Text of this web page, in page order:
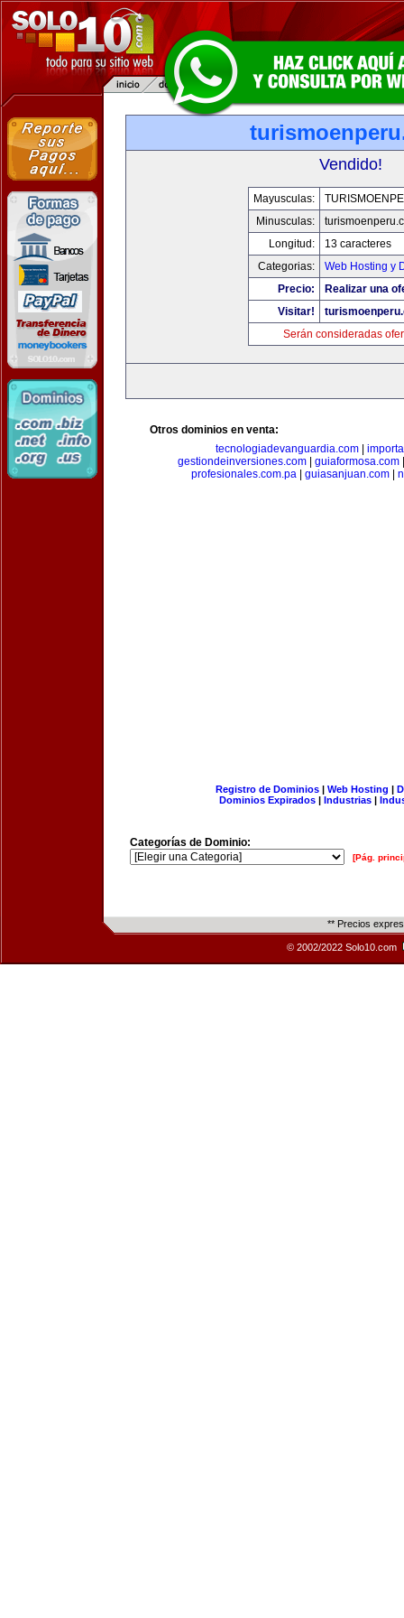
Vendido!
Mayusculas:
Minusculas:
Longitud:
13 caracteres
Categorias:
Web Hosting y
Precio:
Realizar una
Visitar!
Serán consideradas
Otros dominios en venta:
tecnologiadevanguardia.com|
gestiondeinversiones.com| guiaformosa.com
profesionales.com.pa
guiasanjuan.com
Registro de Dominios| Web Hosting |
Dominios Expirados | Industrias |
Categorías de Dominio:
[Pág.
** Precios
© 2002/2022 Solo10.com